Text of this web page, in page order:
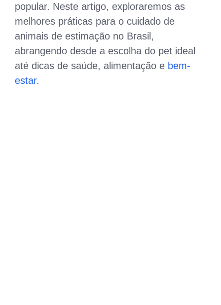
popular. Neste artigo, exploraremos as
melhores práticas para o cuidado de
animais de estimação no Brasil,
abrangendo desde a escolha do pet ideal
até dicas de saúde, alimentação e bem-
estar.